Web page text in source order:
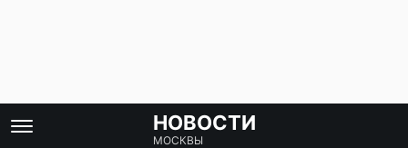
НОВОСТИ
МОСКВЫ